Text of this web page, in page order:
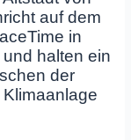
auf dem
in
halten ein
der